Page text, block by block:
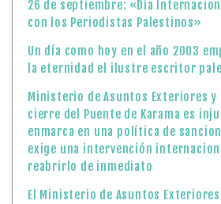
26 de septiembre: «Día
con los Periodistas Palestinos»
Un día como hoy en el año 2003
la eternidad el ilustre escritor
Ministerio de Asuntos Exteriores y
cierre del Puente de Karama es
enmarca en una política de
exige una intervención
reabrirlo de inmediato
El Ministerio de Asuntos